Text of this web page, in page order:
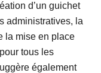
d’un guichet
administratives, la
la mise en place
tous les
également